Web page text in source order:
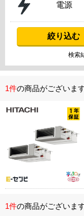
電源
検索
1件の商品がございます
1件の商品がございます